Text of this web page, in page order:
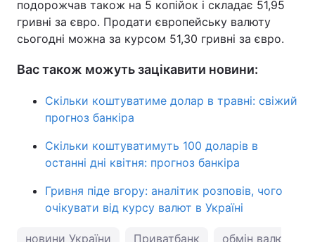
подорожчав також на 5 копійок і складає 51,95
гривні за євро. Продати європейську валюту
сьогодні можна за курсом 51,30 гривні за євро.
Вас також можуть зацікавити новини:
Скільки коштуватиме долар в травні: свіжий
прогноз банкіра
Скільки коштуватимуть 100 доларів в
останні дні квітня: прогноз банкіра
Гривня піде вгору: аналітик розповів, чого
очікувати від курсу валют в Україні
новини України Приватбанк обмін валют